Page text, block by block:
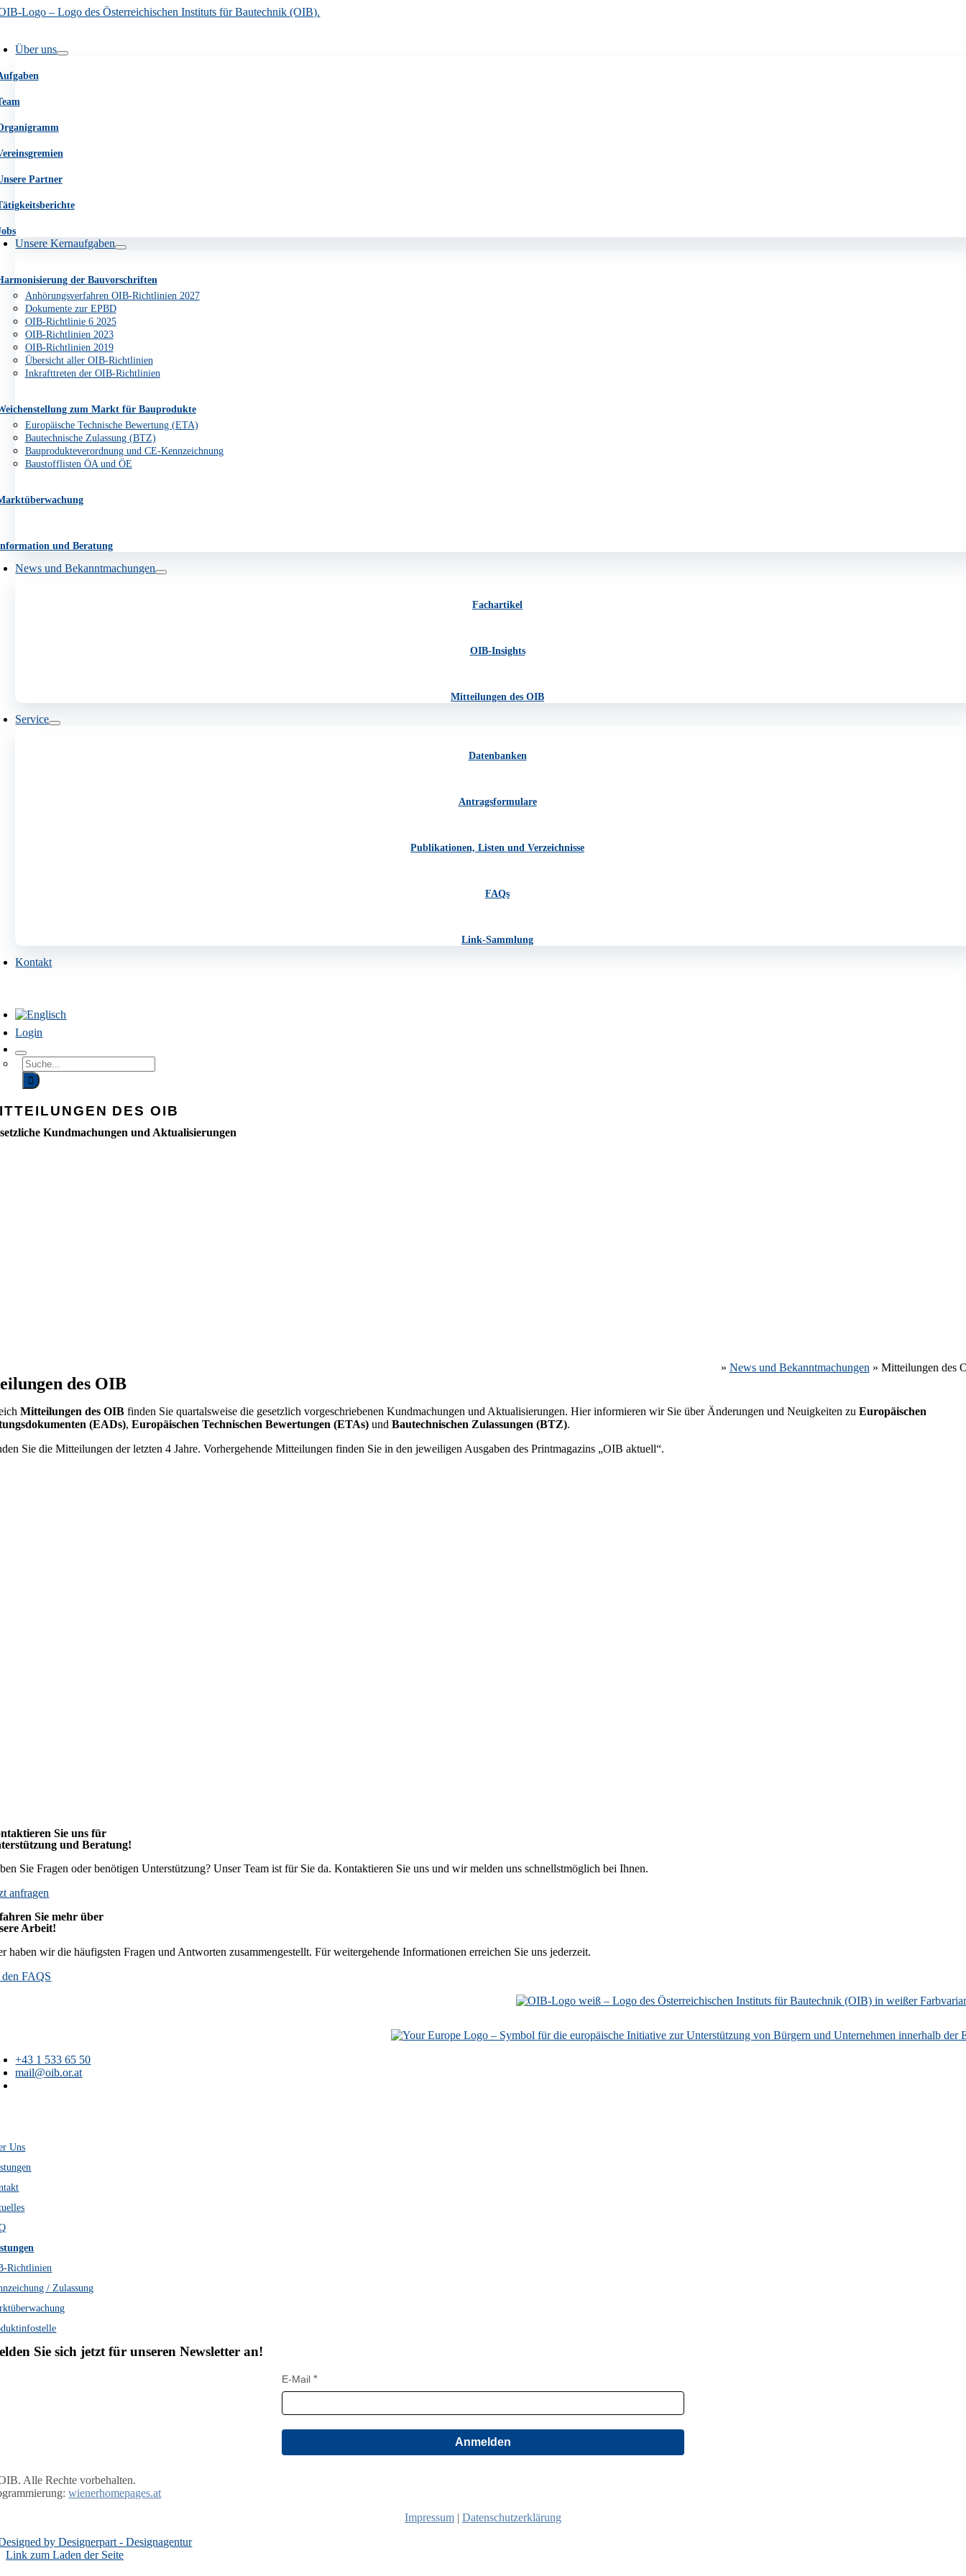
Go
Zum
Über uns
Partner
Unsere Kernaufgaben
der Bauvorschriften
Anhörungsverfahren OIB-Richtlinien 2027
Dokumente zur EPBD
OIB-Richtlinie 6 2025
OIB-Richtlinien 2023
OIB-Richtlinien 2019
Übersicht aller OIB-Richtlinien
Inkrafttreten der OIB-Richtlinien
zum Markt für Bauprodukte
Europäische Technische Bewertung (ETA)
Bautechnische Zulassung (BTZ)
Bauprodukteverordnung und CE-Kennzeichnung
Baustofflisten ÖA und ÖE
und Beratung
News und Bekanntmachungen
Fachartikel
OIB-Insights
Mitteilungen des OIB
Service
Datenbanken
Antragsformulare
Publikationen, Listen und Verzeichnisse
FAQs
Link-Sammlung
Kontakt
Login
Suchen
Sie
nach:
DES OIB
Kundmachungen und Aktualisierungen
» News und Bekanntmachungen » Mitteilungen des
des OIB
Mitteilungen des OIBfinden Sie quartalsweise die gesetzlich vorgeschriebenen Kundmachungen und Aktualisierungen. Hier informieren wir Sie über Änderungen und Neuigkeiten zu Europäischen
(EADs), Europäischen Technischen Bewertungen (ETAs)und Bautechnischen Zulassungen (BTZ).
Sie die Mitteilungen der letzten 4 Jahre. Vorhergehende Mitteilungen finden Sie in den jeweiligen Ausgaben des Printmagazins „OIB aktuell“.
Sie uns für
und Beratung!
Sie Fragen oder benötigen Unterstützung? Unser Team ist für Sie da. Kontaktieren Sie uns und wir melden uns schnellstmöglich bei Ihnen.
anfragen
Sie mehr über
Arbeit!
haben wir die häufigsten Fragen und Antworten zusammengestellt. Für weitergehende Informationen erreichen Sie uns jederzeit.
FAQS
+43 1 533 65 50
mail@oib.or.at
Uns
Richtlinien
/ Zulassung
Sie sich jetzt für unseren Newsletter an!
E-Mail
Anmelden
Alle Rechte vorbehalten.
wienerhomepages.at
Impressum | Datenschutzerklärung
Link zum Laden der Seite